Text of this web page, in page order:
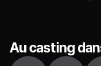
Au casting